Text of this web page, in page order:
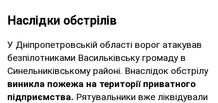
Наслідки обстрілів
У Дніпропетровській області ворог атакував
безпілотниками Васильківську громаду в
Синельниківському районі. Внаслідок обстрілу
виникла пожежа на території приватного
підприємства. Рятувальники вже ліквідували